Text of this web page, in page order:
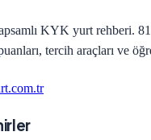
KYK yurt rehberi.
tercih araçları ve